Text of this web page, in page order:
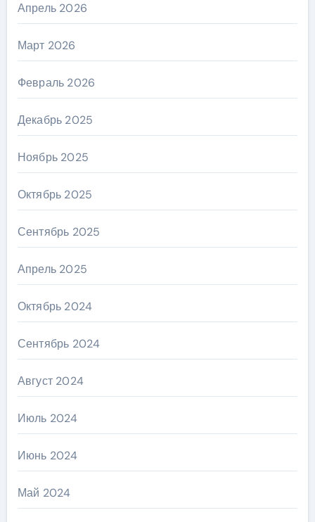
Апрель 2026
Март 2026
Февраль 2026
Декабрь 2025
Ноябрь 2025
Октябрь 2025
Сентябрь 2025
Апрель 2025
Октябрь 2024
Сентябрь 2024
Август 2024
Июль 2024
Июнь 2024
Май 2024